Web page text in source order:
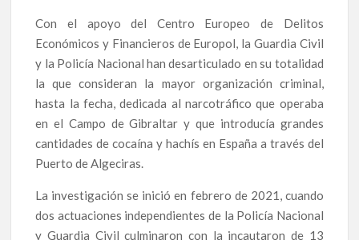
Con el apoyo del Centro Europeo de Delitos
Económicos y Financieros de Europol, la Guardia Civil
y la Policía Nacional han desarticulado en su totalidad
la que consideran la mayor organización criminal,
hasta la fecha, dedicada al narcotráfico que operaba
en el Campo de Gibraltar y que introducía grandes
cantidades de cocaína y hachís en España a través del
Puerto de Algeciras.
La investigación se inició en febrero de 2021, cuando
dos actuaciones independientes de la Policía Nacional
y Guardia Civil culminaron con la incautaron de 13